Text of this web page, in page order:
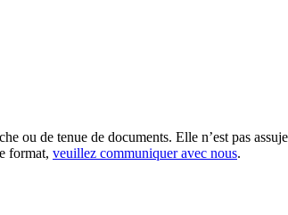
ou de tenue de documents. Elle n’est pas
format, veuillez communiquer avec nous.